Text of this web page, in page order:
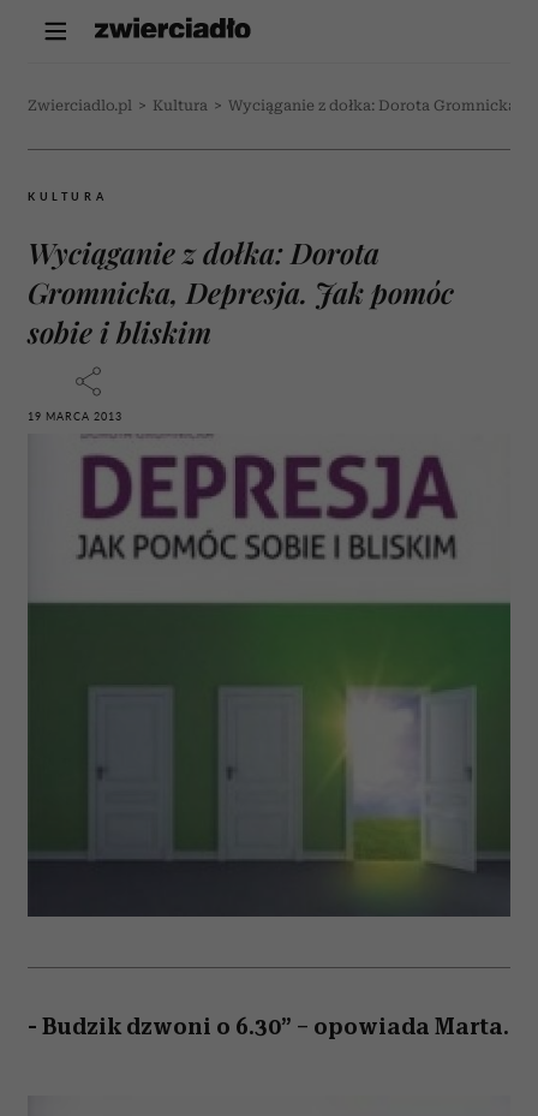
Zwierciadlo.pl > Kultura > Wyciąganie z dołka: Dorota Gromnicka,
KULTURA
Wyciąganie z dołka: Dorota
Gromnicka, Depresja. Jak pomóc
sobie i bliskim
19 MARCA 2013
- Budzik dzwoni o 6.30” – opowiada Marta.